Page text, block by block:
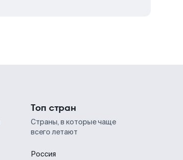
Топ стран
Страны, в которые чаще
всего летают
Россия